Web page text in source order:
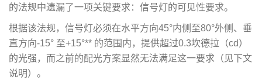
的法规中遗漏了一项关键要求：信号灯的可见性要求。
根据该法规，信号灯必须在水平方向45°内侧至80°外侧、垂
直方向-15° 至+15°** 的范围内，提供超过0.3坎德拉（cd）
的光强，而之前的配光方案显然无法满足这一要求（见下文
说明）。